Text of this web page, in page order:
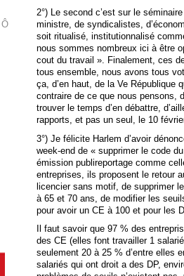
2°) Le second c’est sur le
ministre, de syndicalistes,
soit ritualisé, institutionnalisé
nous sommes nombreux ici à être
cout du travail ». Finalement, ces
tous ensemble, nous avons tous
ça, d’en haut, de la Ve République
contraire de ce que nous pensons,
trouver le temps d’en débattre,
rapports, et pas un seul, le 10
3°) Je félicite Harlem d’avoir
week-end de « supprimer le code
émission publireportage comme
entreprises, ils proposent le retour
licencier sans motif, de supprimer
à 65 et 70 ans, de modifier les
pour avoir un CE à 100 et pour les
Il faut savoir que 97 % des
des CE (elles font travailler 1
seulement 20 à 25 % d’entre elles
salariés qui ont droit a des DP,